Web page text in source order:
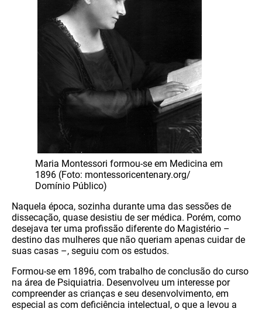
Maria Montessori formou-se em Medicina em
1896 (Foto: montessoricentenary.org/
Domínio Público)
Naquela época, sozinha durante uma das sessões de
dissecação, quase desistiu de ser médica. Porém, como
desejava ter uma profissão diferente do Magistério –
destino das mulheres que não queriam apenas cuidar de
suas casas –, seguiu com os estudos.
Formou-se em 1896, com trabalho de conclusão do curso
na área de Psiquiatria. Desenvolveu um interesse por
compreender as crianças e seu desenvolvimento, em
especial as com deficiência intelectual, o que a levou a